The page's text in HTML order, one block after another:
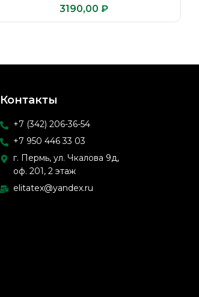
₽
Контакты
+7 (342) 206-36-54
+7 950 446 33 03
г. Пермь, ул. Чкалова 9д,
оф. 201, 2 этаж
elitatex@yandex.ru